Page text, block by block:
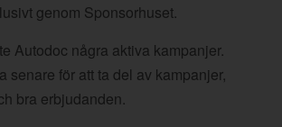
genom Sponsorhuset.
Autodoc några aktiva kampanjer.
senare för att ta del av kampanjer,
bra erbjudanden.